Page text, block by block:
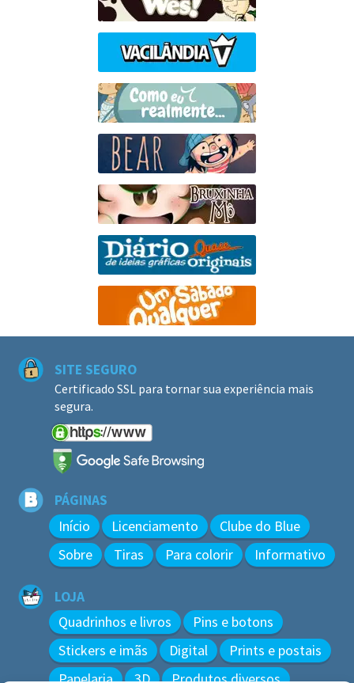
SITE SEGURO
Certificado SSL para tornar sua experiência mais
segura.
PÁGINAS
Início Licenciamento
Clube do Blue
Sobre
Tiras Para colorir Informativo
LOJA
Quadrinhos e livros
Pins e botons
Stickers e imãs
Digital
Prints e postais
Papelaria
3D Produtos diversos